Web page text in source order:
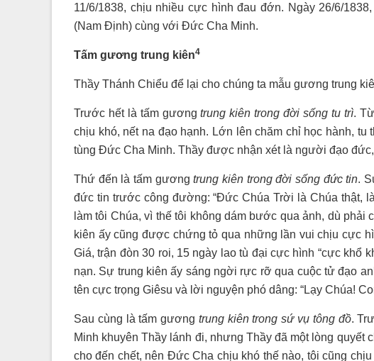
11/6/1838, chịu nhiều cực hình đau đớn. Ngày 26/6/
(Nam Định) cùng với Đức Cha Minh.
Tấm gương trung kiên4
Thầy Thánh Chiểu để lại cho chúng ta mẫu gương trung
Trước hết là tấm gươngtrung kiên trong đời sống tu trì.
chịu khó, nết na đạo hạnh. Lớn lên chăm chỉ học hành,
tùng Đức Cha Minh. Thầy được nhận xét là người đạo
Thứ đến là tấm gươngtrung kiên trong đời sống đức tin.
đức tin trước công đường: “Đức Chúa Trời là Chúa thật,
làm tôi Chúa, vì thế tôi không dám bước qua ảnh, dù phải
kiên ấy cũng được chứng tỏ qua những lần vui chịu cực
Giá, trận đòn 30 roi, 15 ngày lao tù đại cực hình “cực khổ
nạn. Sự trung kiên ấy sáng ngời rực rỡ qua cuộc tử đạo
tên cực trọng Giêsu và lời nguyện phó dâng: “Lạy Chúa!
Sau cùng là tấm gương trung kiên trong sứ vụ tông đồ.
Minh khuyên Thầy lánh đi, nhưng Thầy đã một lòng
cho đến chết, nên Đức Cha chịu khó thế nào, tôi cũng